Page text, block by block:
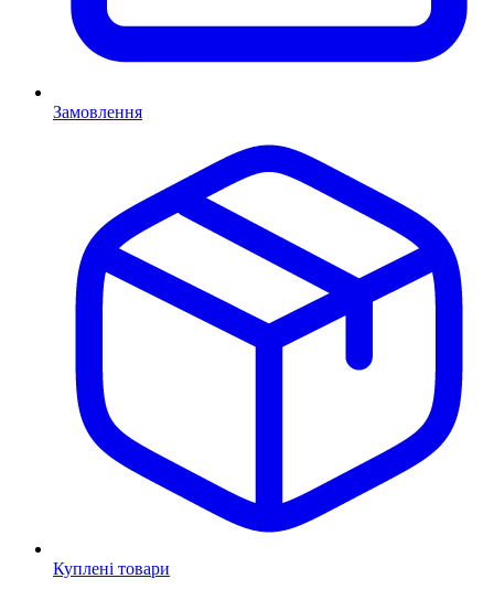
Замовлення
Куплені товари